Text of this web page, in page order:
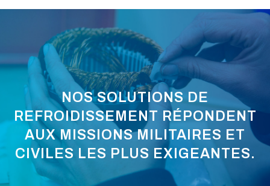
NOS SOLUTIONS DE
REFROIDISSEMENT RÉPONDENT
AUX MISSIONS MILITAIRES ET
CIVILES LES PLUS EXIGEANTES.